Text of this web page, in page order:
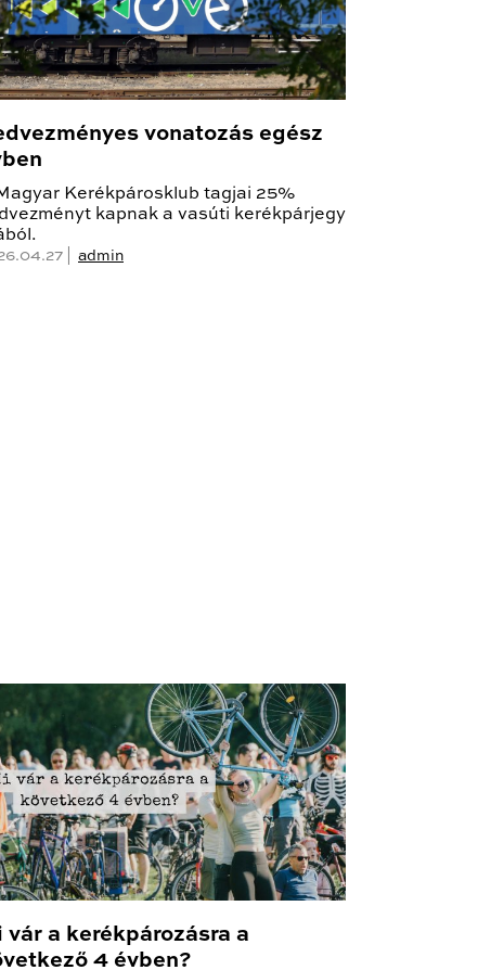
vonatozás egész
Kerékpárosklub tagjai 25%
kapnak a vasúti kerékpárjegy
| admin
vár a kerékpározásra a
4 évben?